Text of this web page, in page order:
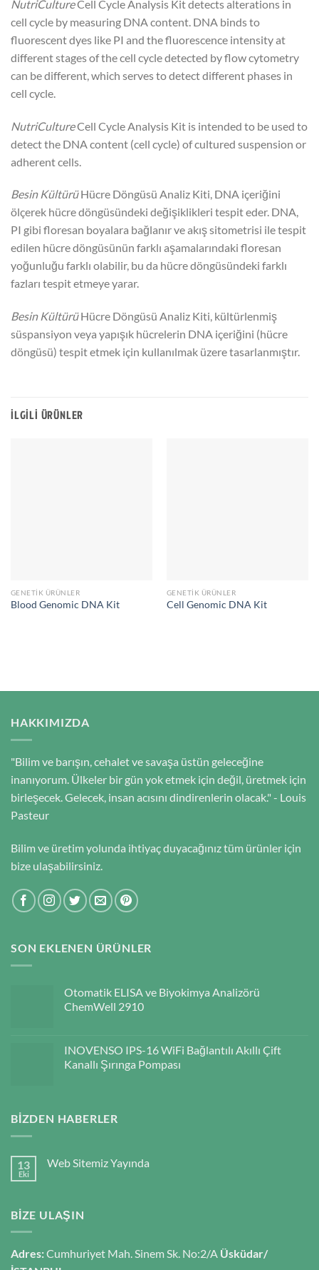
NutriCultureCell Cycle Analysis Kit detects alterations in
cell cycle by measuring DNA content. DNA binds to
fluorescent dyes like PI and the fluorescence intensity at
different stages of the cell cycle detected by flow cytometry
can be different, which serves to detect different phases in
cell cycle.
NutriCultureCell Cycle Analysis Kit is intended to be used to
detect the DNA content (cell cycle) of cultured suspension or
adherent cells.
Besin KültürüHücre Döngüsü Analiz Kiti, DNA içeriğini
ölçerek hücre döngüsündeki değişiklikleri tespit eder. DNA,
PI gibi floresan boyalara bağlanır ve akış sitometrisi ile tespit
edilen hücre döngüsünün farklı aşamalarındaki floresan
yoğunluğu farklı olabilir, bu da hücre döngüsündeki farklı
fazları tespit etmeye yarar.
Besin KültürüHücre Döngüsü Analiz Kiti, kültürlenmiş
süspansiyon veya yapışık hücrelerin DNA içeriğini (hücre
döngüsü) tespit etmek için kullanılmak üzere tasarlanmıştır.
İLGILI ÜRÜNLER
GENETIK ÜRÜNLER
Blood Genomic DNA Kit
GENETIK ÜRÜNLER
Cell Genomic DNA Kit
HAKKIMIZDA
"Bilim ve barışın, cehalet ve savaşa üstün geleceğine
inanıyorum. Ülkeler bir gün yok etmek için değil, üretmek için
birleşecek. Gelecek, insan acısını dindirenlerin olacak." - Louis
Pasteur
Bilim ve üretim yolunda ihtiyaç duyacağınız tüm ürünler için
bize ulaşabilirsiniz.
SON EKLENEN ÜRÜNLER
Otomatik ELISA ve Biyokimya Analizörü
ChemWell 2910
INOVENSO IPS-16 WiFi Bağlantılı Akıllı Çift
Kanallı Şırınga Pompası
BIZDEN HABERLER
13
Eki
Web Sitemiz Yayında
BIZE ULAŞIN
Adres:Cumhuriyet Mah. Sinem Sk. No:2/A Üsküdar/